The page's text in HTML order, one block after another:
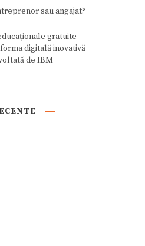
sau angajat?
gratuite
digitală inovativă
de IBM